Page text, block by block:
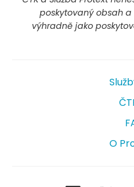
poskytovaný obsah
výhradně jako
O